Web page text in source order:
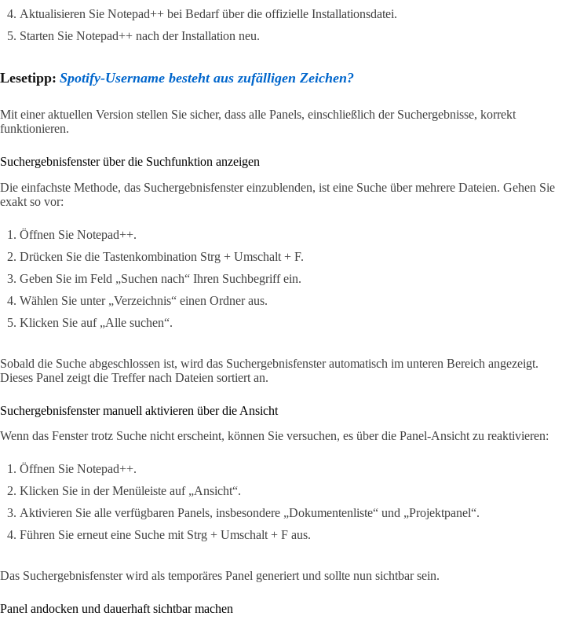
Aktualisieren Sie Notepad++ bei Bedarf über die offizielle Installationsdatei.
Starten Sie Notepad++ nach der Installation neu.
Lesetipp: Spotify-Username besteht aus zufälligen Zeichen?
Mit einer aktuellen Version stellen Sie sicher, dass alle Panels, einschließlich der Suchergebnisse, korrekt
funktionieren.
Suchergebnisfenster über die Suchfunktion anzeigen
Die einfachste Methode, das Suchergebnisfenster einzublenden, ist eine Suche über mehrere Dateien. Gehen Sie
exakt so vor:
Öffnen Sie Notepad++.
Drücken Sie die Tastenkombination Strg + Umschalt + F.
Geben Sie im Feld „Suchen nach“ Ihren Suchbegriff ein.
Wählen Sie unter „Verzeichnis“ einen Ordner aus.
Klicken Sie auf „Alle suchen“.
Sobald die Suche abgeschlossen ist, wird das Suchergebnisfenster automatisch im unteren Bereich angezeigt.
Dieses Panel zeigt die Treffer nach Dateien sortiert an.
Suchergebnisfenster manuell aktivieren über die Ansicht
Wenn das Fenster trotz Suche nicht erscheint, können Sie versuchen, es über die Panel-Ansicht zu reaktivieren:
Öffnen Sie Notepad++.
Klicken Sie in der Menüleiste auf „Ansicht“.
Aktivieren Sie alle verfügbaren Panels, insbesondere „Dokumentenliste“ und „Projektpanel“.
Führen Sie erneut eine Suche mit Strg + Umschalt + F aus.
Das Suchergebnisfenster wird als temporäres Panel generiert und sollte nun sichtbar sein.
Panel andocken und dauerhaft sichtbar machen